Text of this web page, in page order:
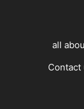
all
Contact